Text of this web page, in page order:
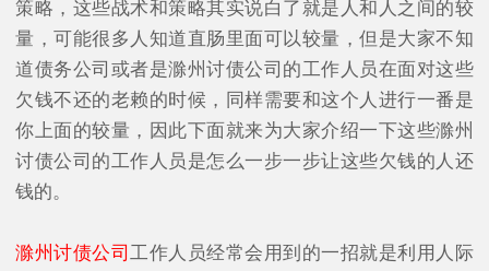
策略，这些战术和策略其实说白了就是人和人之间的较
量，可能很多人知道直肠里面可以较量，但是大家不知
道债务公司或者是滁州讨债公司的工作人员在面对这些
欠钱不还的老赖的时候，同样需要和这个人进行一番是
你上面的较量，因此下面就来为大家介绍一下这些滁州
讨债公司的工作人员是怎么一步一步让这些欠钱的人还
钱的。
滁州讨债公司工作人员经常会用到的一招就是利用人际